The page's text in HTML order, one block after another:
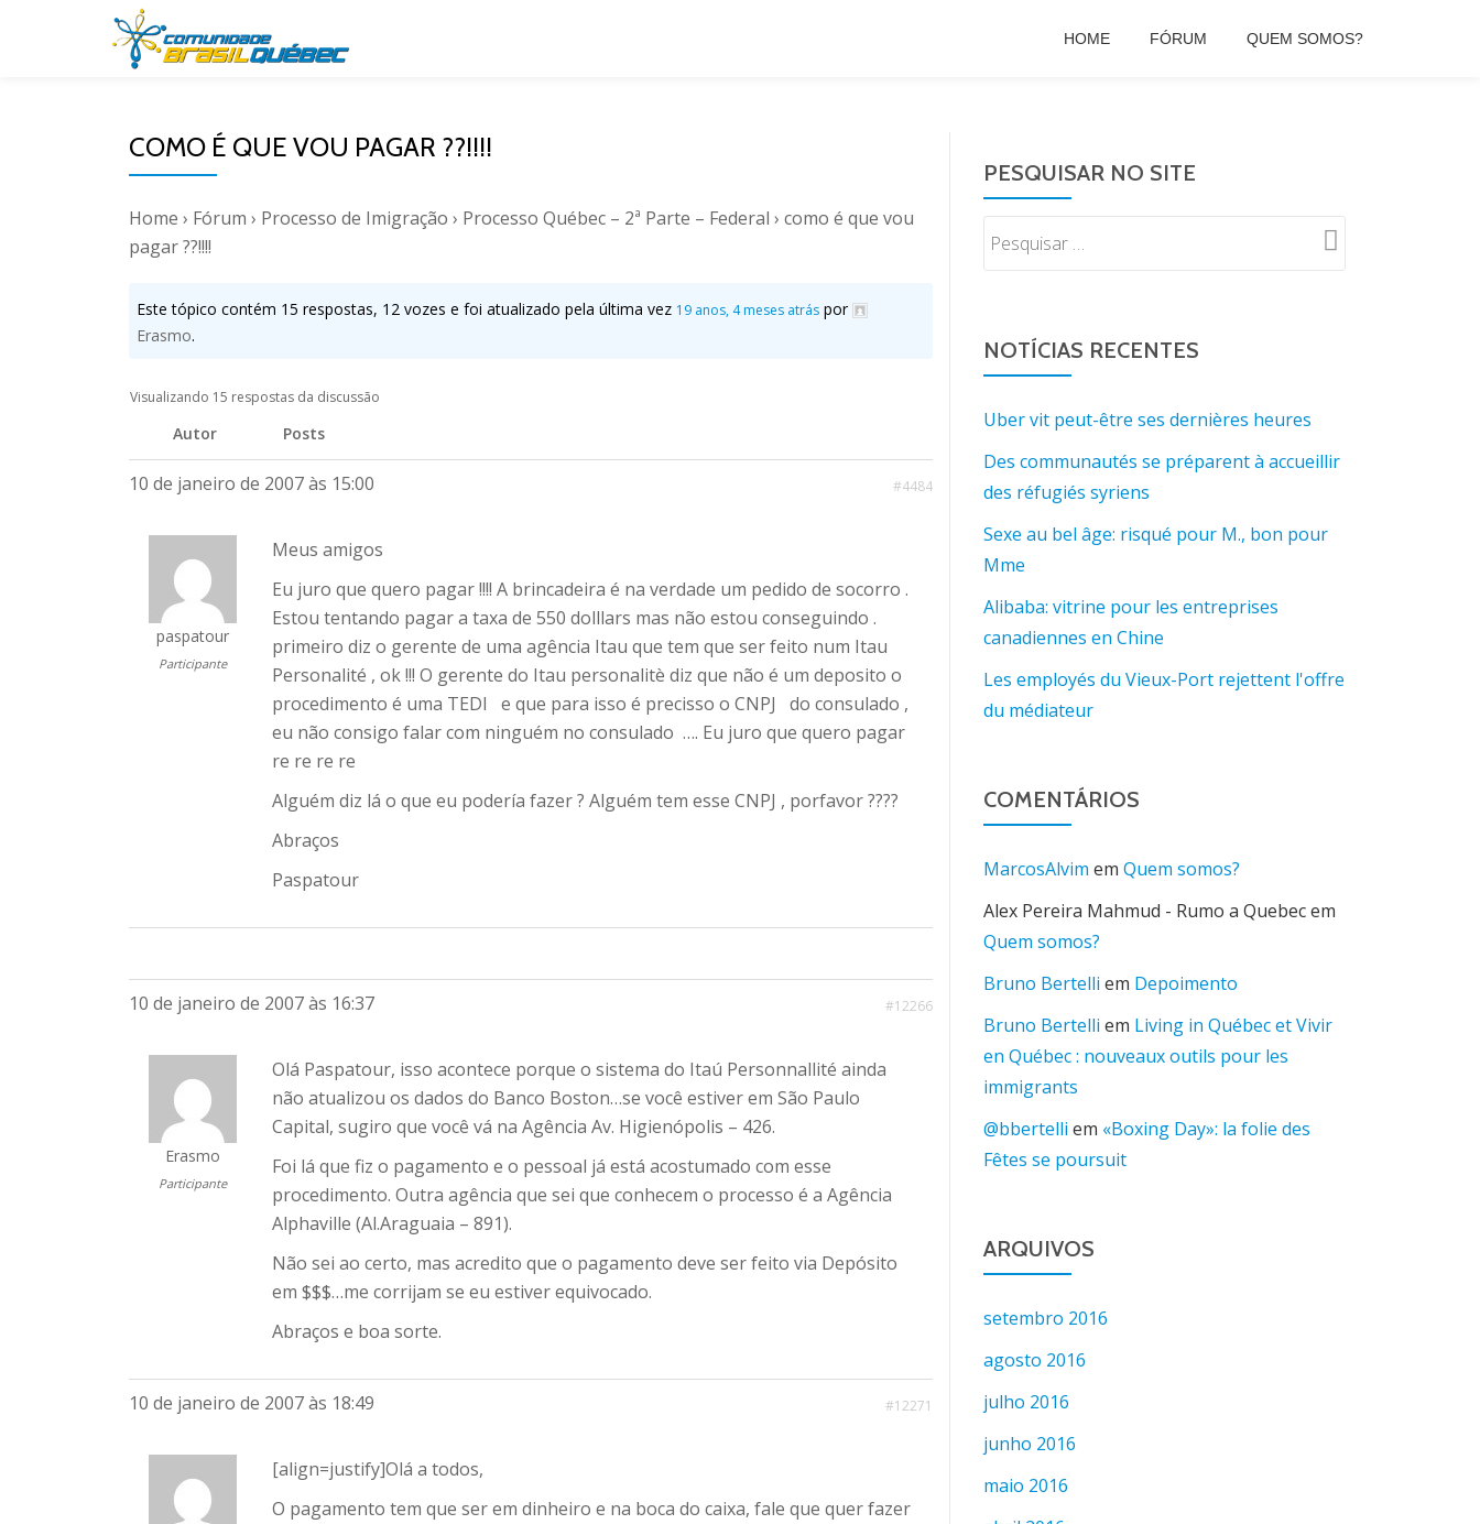
HOME FÓRUM QUEM SOMOS?
COMO É QUE VOU PAGAR ??!!!!
Home › Fórum › Processo de Imigração › Processo Québec – 2ª Parte – Federal › como é que vou
pagar ??!!!!
Este tópico contém 15 respostas, 12 vozes e foi atualizado pela última vez 19 anos, 4 meses atrás por
Erasmo.
Visualizando 15 respostas da discussão
Autor Posts
10 de janeiro de 2007 às 15:00 #4484
paspatour
Participante
Meus amigos
Eu juro que quero pagar !!!! A brincadeira é na verdade um pedido de socorro .
Estou tentando pagar a taxa de 550 dolllars mas não estou conseguindo .
primeiro diz o gerente de uma agência Itau que tem que ser feito num Itau
Personalité , ok !!! O gerente do Itau personalitè diz que não é um deposito o
procedimento é uma TEDI e que para isso é precisso o CNPJ do consulado ,
eu não consigo falar com ninguém no consulado …. Eu juro que quero pagar
re re re re
Alguém diz lá o que eu podería fazer ? Alguém tem esse CNPJ , porfavor ????
Abraços
Paspatour
10 de janeiro de 2007 às 16:37 #12266
Erasmo
Participante
Olá Paspatour, isso acontece porque o sistema do Itaú Personnallité ainda
não atualizou os dados do Banco Boston…se você estiver em São Paulo
Capital, sugiro que você vá na Agência Av. Higienópolis – 426.
Foi lá que fiz o pagamento e o pessoal já está acostumado com esse
procedimento. Outra agência que sei que conhecem o processo é a Agência
Alphaville (Al.Araguaia – 891).
Não sei ao certo, mas acredito que o pagamento deve ser feito via Depósito
em $$$…me corrijam se eu estiver equivocado.
Abraços e boa sorte.
10 de janeiro de 2007 às 18:49 #12271
[align=justify]Olá a todos,
O pagamento tem que ser em dinheiro e na boca do caixa, fale que quer fazer
PESQUISAR NO SITE
NOTÍCIAS RECENTES
Uber vit peut-être ses dernières heures
Des communautés se préparent à accueillir
des réfugiés syriens
Sexe au bel âge: risqué pour M., bon pour
Mme
Alibaba: vitrine pour les entreprises
canadiennes en Chine
Les employés du Vieux-Port rejettent l'offre
du médiateur
COMENTÁRIOS
MarcosAlvim em Quem somos?
Alex Pereira Mahmud - Rumo a Quebecem
Quem somos?
Bruno Bertelli em Depoimento
Bruno Bertelli em Living in Québec et Vivir
en Québec : nouveaux outils pour les
immigrants
@bbertelli em «Boxing Day»: la folie des
Fêtes se poursuit
ARQUIVOS
setembro 2016
agosto 2016
julho 2016
junho 2016
maio 2016